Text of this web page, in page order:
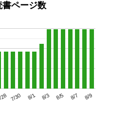
書ページ数
7/30 8/1 8/3 8/5 8/7 8/9